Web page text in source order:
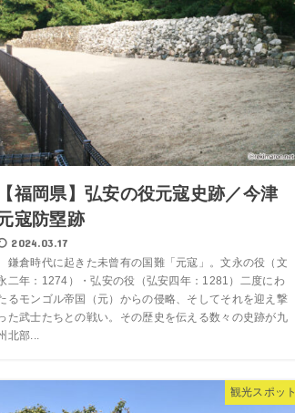
【福岡県】弘安の役元寇史跡／今津
寇防塁跡
2024.03.17
鎌倉時代に起きた未曾有の国難「元寇」。文永の役（文
二年：1274）・弘安の役（弘安四年：1281）二度にわ
るモンゴル帝国（元）からの侵略、そしてそれを迎え撃
た武士たちとの戦い。その歴史を伝える数々の史跡が九
北部...
観光スポット